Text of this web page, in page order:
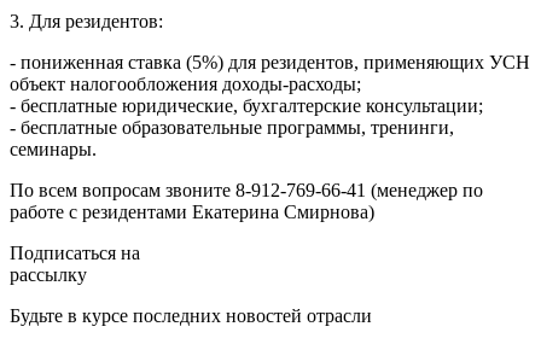
3. Для резидентов:
- пониженная ставка (5%) для резидентов, применяющих УСН
объект налогообложения доходы-расходы;
- бесплатные юридические, бухгалтерские консультации;
- бесплатные образовательные программы, тренинги,
семинары.
По всем вопросам звоните 8-912-769-66-41 (менеджер по
работе с резидентами Екатерина Смирнова)
Подписаться на
рассылку
Будьте в курсе последних новостей отрасли